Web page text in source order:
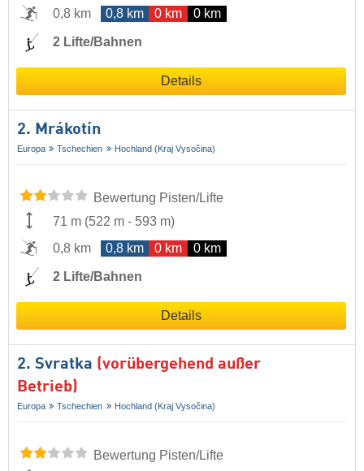
0,8 km
0,8 km 0 km 0 km
2 Lifte/Bahnen
Details
2. Mrákotín
Europa Tschechien Hochland (Kraj Vysočina)
Bewertung Pisten/Lifte
71 m (522 m - 593 m)
0,8 km
0,8 km 0 km 0 km
2 Lifte/Bahnen
Details
2. Svratka (vorübergehend außer
Betrieb)
Europa Tschechien Hochland (Kraj Vysočina)
Bewertung Pisten/Lifte